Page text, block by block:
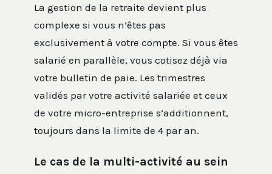
La gestion de la retraite devient plus
complexe si vous n’êtes pas
exclusivement à votre compte. Si vous êtes
salarié en parallèle, vous cotisez déjà via
votre bulletin de paie. Les trimestres
validés par votre activité salariée et ceux
de votre micro-entreprise s’additionnent,
toujours dans la limite de 4 par an.
Le cas de la multi-activité au sein